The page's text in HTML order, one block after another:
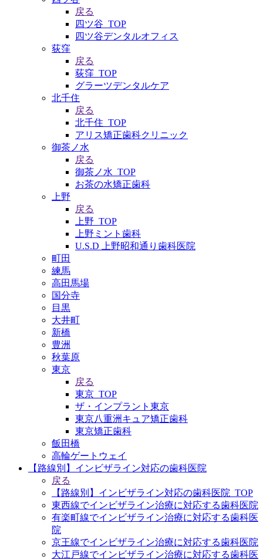
戻る
四ツ谷_TOP
四ツ谷デンタルオフィス
荻窪
戻る
荻窪_TOP
グラーツデンタルケア
北千住
戻る
北千住_TOP
アリス矯正歯科クリニック
御茶ノ水
戻る
御茶ノ水_TOP
お茶の水矯正歯科
上野
戻る
上野_TOP
上野ミント歯科
U.S.D 上野昭和通り歯科医院
町田
練馬
高田馬場
国分寺
目黒
大井町
新橋
豊洲
秋葉原
東京
戻る
東京_TOP
ザ・インプラント東京
東京八重洲キュア矯正歯科
東京矯正歯科
飯田橋
高輪ゲートウェイ
【路線別】インビザライン対応の歯科医院
戻る
【路線別】インビザライン対応の歯科医院_TOP
東西線でインビザライン治療に対応する歯科医院
有楽町線でインビザライン治療に対応する歯科医
院
京王線でインビザライン治療に対応する歯科医院
大江戸線でインビザライン治療に対応する歯科医